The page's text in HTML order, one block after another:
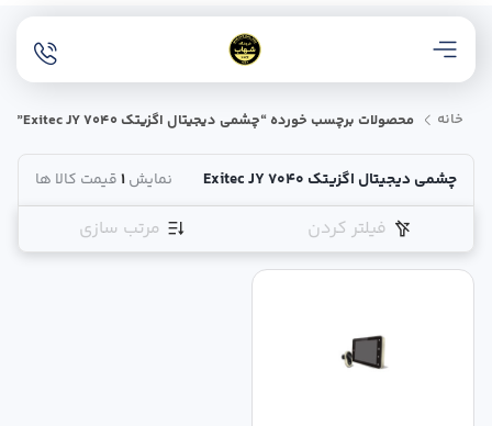
خانه محصولات برچسب خورده “چشمی دیجیتال اگزیتک Exitec JY 7040”
چشمی دیجیتال اگزیتک Exitec JY 7040 نمایش1قیمت کالا ها
فیلتر کردن مرتب سازی